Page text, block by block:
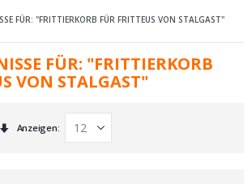
FÜR: "FRITTIERKORB FÜR FRITTEUS VON STALGAST"
FÜR: "FRITTIERKORB
VON STALGAST"
In
aufsteigender
Anzeigen